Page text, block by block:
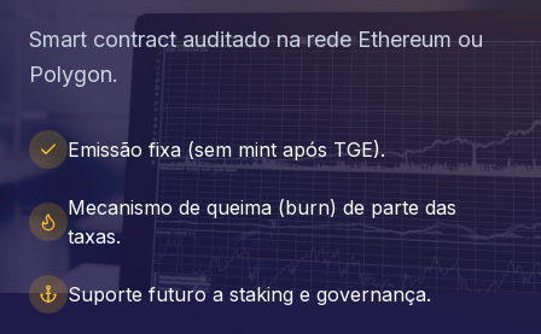
Smart contract auditado na rede Ethereum ou
Polygon.
Emissão fixa (sem mint após TGE).
Mecanismo de queima (burn) de parte das
taxas.
Suporte futuro a staking e governança.